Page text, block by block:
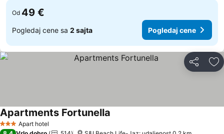
Od 49 €
Pogledaj cene sa 2 sajta Pogledaj cene
Deli
3 ZvezdiceApart hotel
Apartments Fortunella